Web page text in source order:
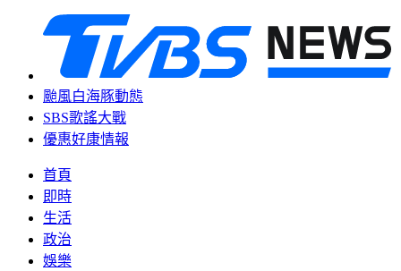
颱風白海豚動態
SBS歌謠大戰
優惠好康情報
首頁
即時
生活
政治
娛樂